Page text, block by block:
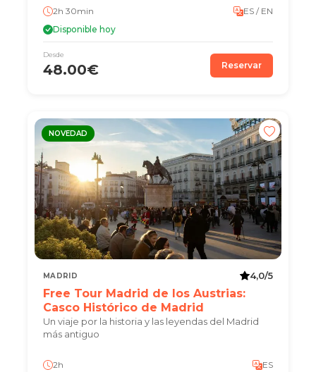
2h 30min
ES / EN
Disponible hoy
Desde
48.00€ Reservar
NOVEDAD
MADRID 4,0/5
Free Tour Madrid de los Austrias:
Casco Histórico de Madrid
Un viaje por la historia y las leyendas del Madrid
más antiguo
2h
ES